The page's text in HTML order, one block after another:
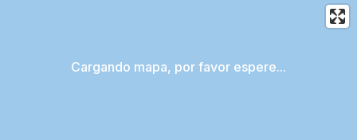
Cargando mapa, por favor espere...